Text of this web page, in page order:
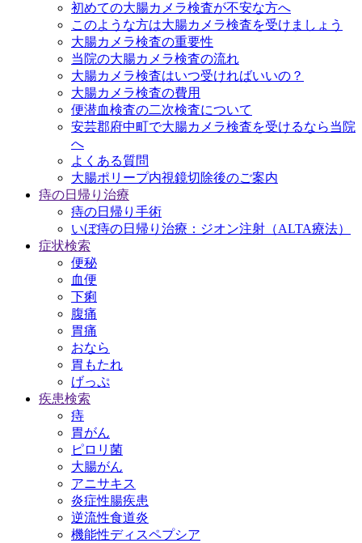
初めての大腸カメラ検査が不安な方へ
このような方は大腸カメラ検査を受けましょう
大腸カメラ検査の重要性
当院の大腸カメラ検査の流れ
大腸カメラ検査はいつ受ければいいの？
大腸カメラ検査の費用
便潜血検査の二次検査について
安芸郡府中町で大腸カメラ検査を受けるなら当院
へ
よくある質問
大腸ポリープ内視鏡切除後のご案内
痔の日帰り治療
痔の日帰り手術
いぼ痔の日帰り治療：ジオン注射（ALTA療法）
症状検索
便秘
血便
下痢
腹痛
胃痛
おなら
胃もたれ
げっぷ
疾患検索
痔
胃がん
ピロリ菌
大腸がん
アニサキス
炎症性腸疾患
逆流性食道炎
機能性ディスペプシア